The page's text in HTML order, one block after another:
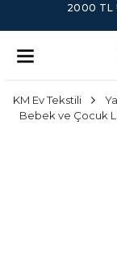
2000 TL
KM Ev Tekstili
Bebek ve Çocuk